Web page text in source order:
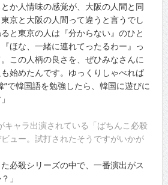
とか人情味の感覚が、大阪の人間と同
京と大阪の人間って違うと言うでし
と東京の人は『分からない』のひと
ほな、一緒に連れてったるわー』っ
この人柄の良さを、ぜひみなさんに
始めたんです。ゆっくりしゃべれば
”で韓国語を勉強したら、韓国に遊びに
ャラ出演されている「ぱちんこ必殺
ュー。試打されたそうですがいかが
た必殺シリーズの中で、一番演出がス
」